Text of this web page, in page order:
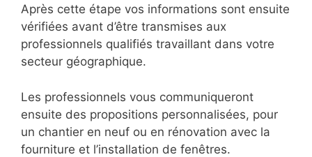
Après cette étape vos informations sont ensuite
vérifiées avant d’être transmises aux
professionnels qualifiés travaillant dans votre
secteur géographique.
Les professionnels vous communiqueront
ensuite des propositions personnalisées, pour
un chantier en neuf ou en rénovation avec la
fourniture et l’installation de fenêtres.